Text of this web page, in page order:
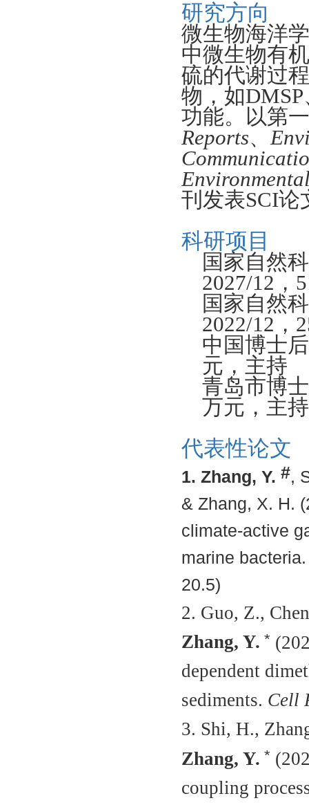
研究方向
微生物海洋
中微生物有
硫的代谢过
物，如DMSP
功能。以第
Reports、
刊发表SCI论
科研项目
国家自然
2027/12 ，
国家自然
2022/12 ，
中国博士
元，主持
青岛市博
万元，主持
代表性论文
1. Zhang, Y. #,
& Zhang, X. H.
climate-active
marine
20.5)
2. Guo, Z.,
Zhang, Y. *
dependent
sediments. Cell
3. Shi, H.,
Zhang, Y. *
coupling